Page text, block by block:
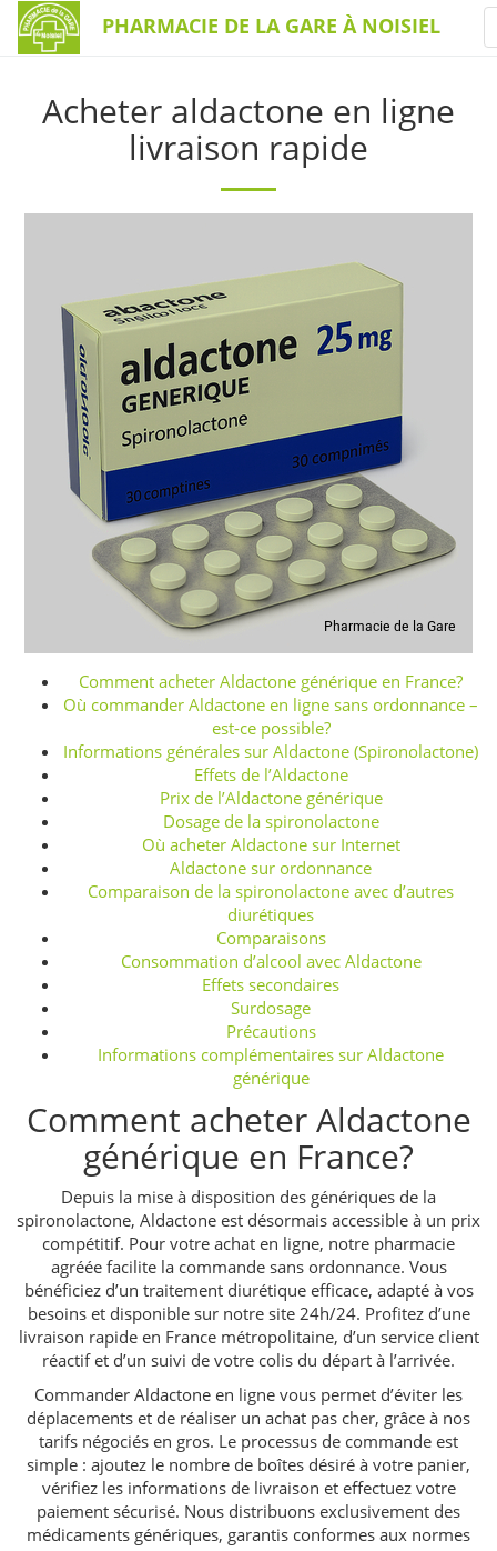
PHARMACIE DE LA GARE À NOISIEL
Acheter aldactone en ligne
livraison rapide
Comment acheter Aldactone générique en France?
Où commander Aldactone en ligne sans ordonnance –
est-ce possible?
Informations générales sur Aldactone (Spironolactone)
Effets de l’Aldactone
Prix de l’Aldactone générique
Dosage de la spironolactone
Où acheter Aldactone sur Internet
Aldactone sur ordonnance
Comparaison de la spironolactone avec d’autres
diurétiques
Comparaisons
Consommation d’alcool avec Aldactone
Effets secondaires
Surdosage
Précautions
Informations complémentaires sur Aldactone
générique
Comment acheter Aldactone
générique en France?
Depuis la mise à disposition des génériques de la
spironolactone, Aldactone est désormais accessible à un prix
compétitif. Pour votre achat en ligne, notre pharmacie
agréée facilite la commande sans ordonnance. Vous
bénéficiez d’un traitement diurétique efficace, adapté à vos
besoins et disponible sur notre site 24h/24. Profitez d’une
livraison rapide en France métropolitaine, d’un service client
réactif et d’un suivi de votre colis du départ à l’arrivée.
Commander Aldactone en ligne vous permet d’éviter les
déplacements et de réaliser un achat pas cher, grâce à nos
tarifs négociés en gros. Le processus de commande est
simple : ajoutez le nombre de boîtes désiré à votre panier,
vérifiez les informations de livraison et effectuez votre
paiement sécurisé. Nous distribuons exclusivement des
médicaments génériques, garantis conformes aux normes